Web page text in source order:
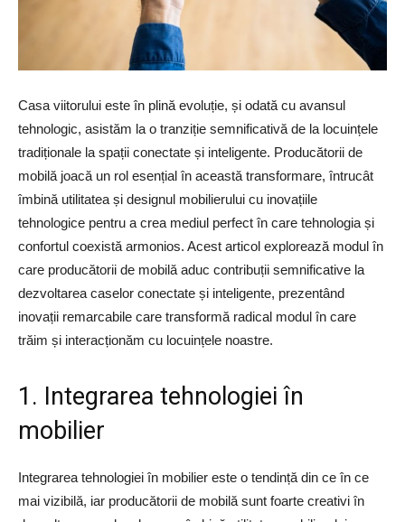
Casa viitorului este în plină evoluție, și odată cu avansul
tehnologic, asistăm la o tranziție semnificativă de la locuințele
tradiționale la spații conectate și inteligente. Producătorii de
mobilă joacă un rol esențial în această transformare, întrucât
îmbină utilitatea și designul mobilierului cu inovațiile
tehnologice pentru a crea mediul perfect în care tehnologia și
confortul coexistă armonios. Acest articol explorează modul în
care producătorii de mobilă aduc contribuții semnificative la
dezvoltarea caselor conectate și inteligente, prezentând
inovații remarcabile care transformă radical modul în care
trăim și interacționăm cu locuințele noastre.
1. Integrarea tehnologiei în
mobilier
Integrarea tehnologiei în mobilier este o tendință din ce în ce
mai vizibilă, iar producătorii de mobilă sunt foarte creativi în